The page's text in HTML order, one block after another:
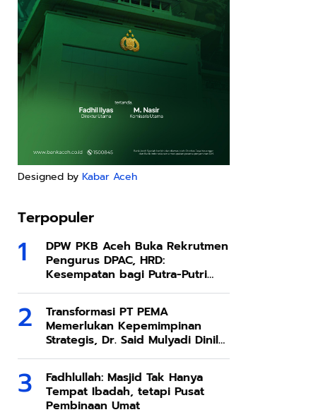
Designed by Kabar Aceh
Terpopuler
DPW PKB Aceh Buka Rekrutmen
Pengurus DPAC, HRD:
Kesempatan bagi Putra-Putri
Terbaik Aceh
Transformasi PT PEMA
Memerlukan Kepemimpinan
Strategis, Dr. Said Mulyadi Dinilai
Memenuhi Kriteria
Fadhlullah: Masjid Tak Hanya
Tempat Ibadah, tetapi Pusat
Pembinaan Umat